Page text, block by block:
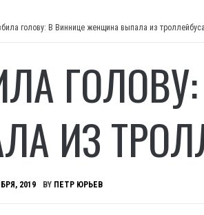
голову: В Виннице женщина выпала из
ИЗ
2019 BY ПЕТР ЮРЬЕВ